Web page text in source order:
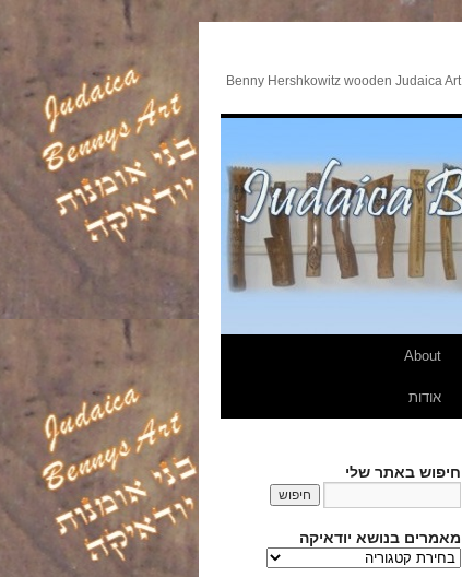
Benny Hershkowitz wooden Judaica Art
About
אודות
חיפוש באתר שלי
מאמרים בנושא יודאיקה
מ